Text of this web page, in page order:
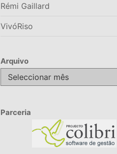
Rémi Gaillard
VivóRiso
Arquivo
Arquivo
Parceria